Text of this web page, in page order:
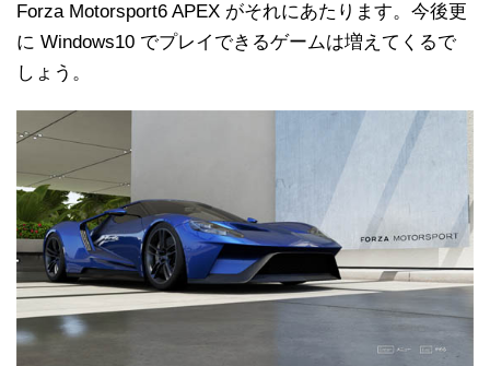
Forza Motorsport6 APEX がそれにあたります。今後更
に Windows10 でプレイできるゲームは増えてくるで
しょう。